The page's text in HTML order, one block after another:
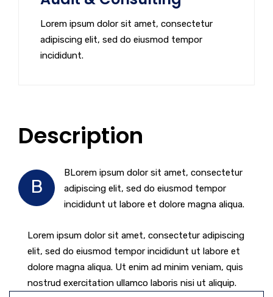
Lorem ipsum dolor sit amet, consectetur
adipiscing elit, sed do eiusmod tempor
incididunt.
Description
B
BLorem ipsum dolor sit amet, consectetur
adipiscing elit, sed do eiusmod tempor
incididunt ut labore et dolore magna aliqua.
Lorem ipsum dolor sit amet, consectetur adipiscing
elit, sed do eiusmod tempor incididunt ut labore et
dolore magna aliqua. Ut enim ad minim veniam, quis
nostrud exercitation ullamco laboris nisi ut aliquip.